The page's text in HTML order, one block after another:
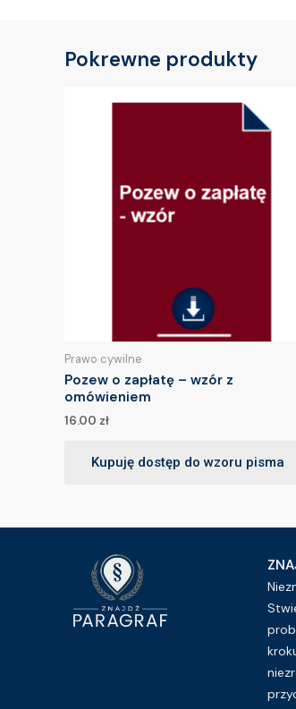
Pokrewne produkty
Prawo cywilne
Pozew o zapłatę – wzór z
omówieniem
16.00 zł
Kupuję dostęp do wzoru pisma